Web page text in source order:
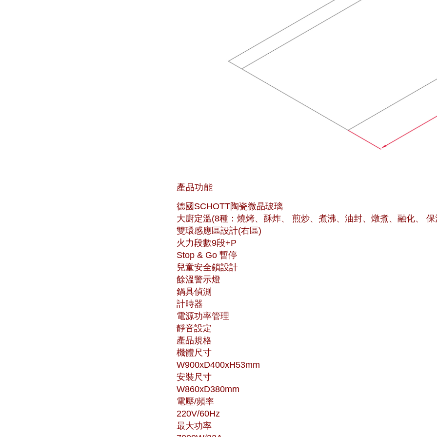
產品功能
德國SCHOTT陶瓷微晶玻璃
大廚定溫(8種：燒烤、酥炸、 煎炒、煮沸、油封、燉煮、融化、 保
雙環感應區設計(右區)
火力段數9段+P
Stop & Go 暫停
兒童安全鎖設計
餘溫警示燈
鍋具偵測
計時器
電源功率管理
靜音設定
產品規格
機體尺寸
W900xD400xH53mm
安裝尺寸
W860xD380mm
電壓/頻率
220V/60Hz
最大功率